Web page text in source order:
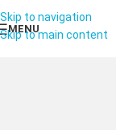
Skip to navigation
Skip to main content
MENU